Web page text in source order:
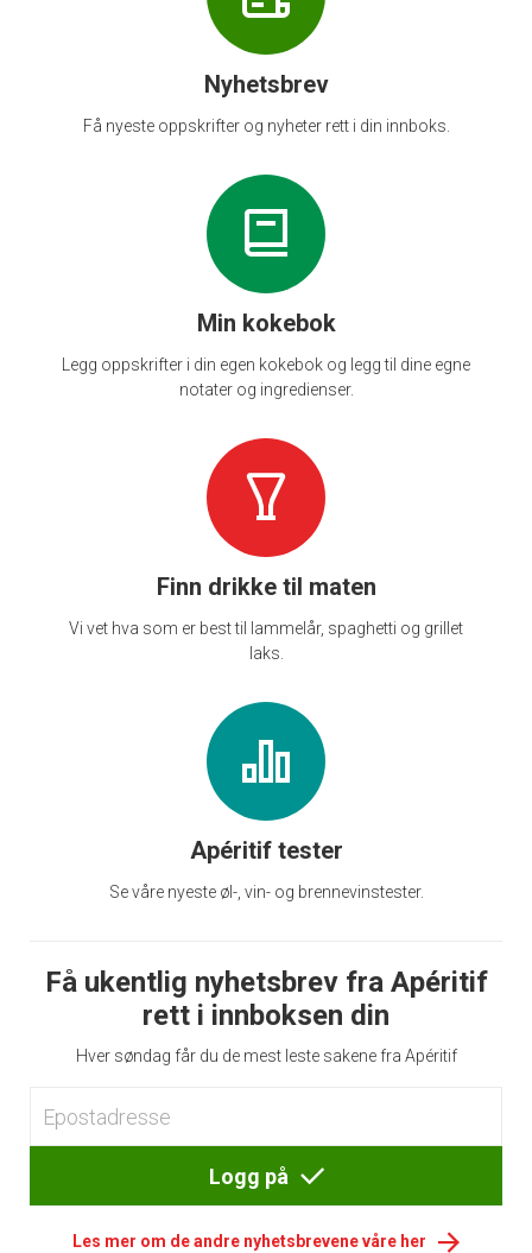
Nyhetsbrev
Få nyeste oppskrifter og nyheter rett i din innboks.
Min kokebok
Legg oppskrifter i din egen kokebok og legg til dine egne
notater og ingredienser.
Finn drikke til maten
Vi vet hva som er best til lammelår, spaghetti og grillet
laks.
Apéritif tester
Se våre nyeste øl-, vin- og brennevinstester.
Få ukentlig nyhetsbrev fra Apéritif
rett i innboksen din
Hver søndag får du de mest leste sakene fra Apéritif
Logg på
Les mer om de andre nyhetsbrevene våre her